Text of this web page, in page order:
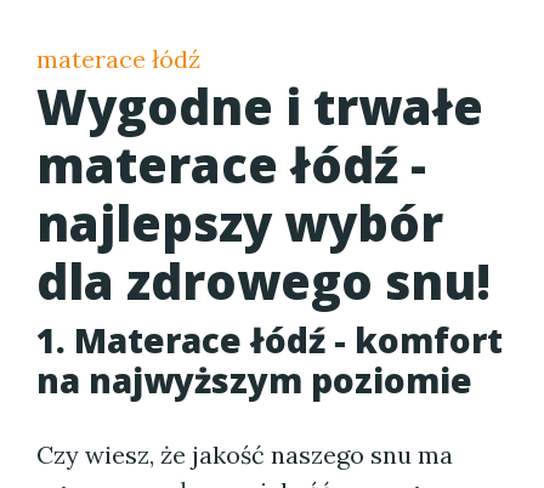
materace łódź
Wygodne i trwałe
materace łódź -
najlepszy wybór
dla zdrowego snu!
1. Materace łódź - komfort
na najwyższym poziomie
Czy wiesz, że jakość naszego snu ma